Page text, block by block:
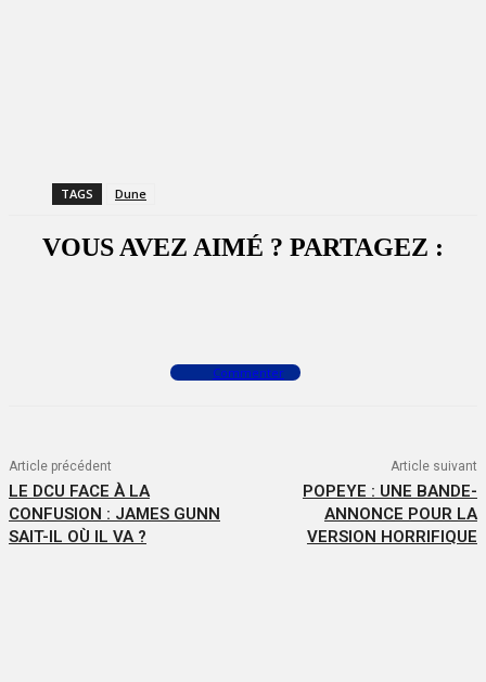
TAGS Dune
VOUS AVEZ AIMÉ ? PARTAGEZ :
Commenter
Article précédent
LE DCU FACE À LA
CONFUSION : JAMES GUNN
SAIT-IL OÙ IL VA ?
Article suivant
POPEYE : UNE BANDE-
ANNONCE POUR LA
VERSION HORRIFIQUE